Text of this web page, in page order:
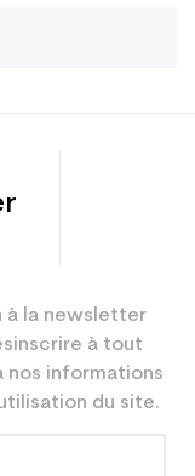
à la newsletter
à tout
nos informations
du site.